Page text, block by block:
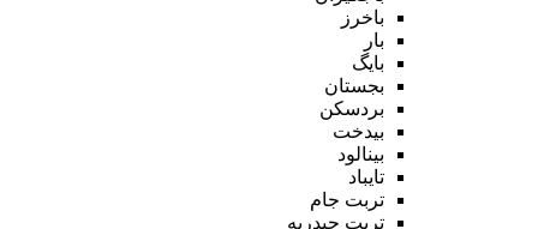
باخرز
بار
بایگ
بجستان
بردسکن
بیدخت
بینالود
تایباد
تربت جام
تربت حیدریه